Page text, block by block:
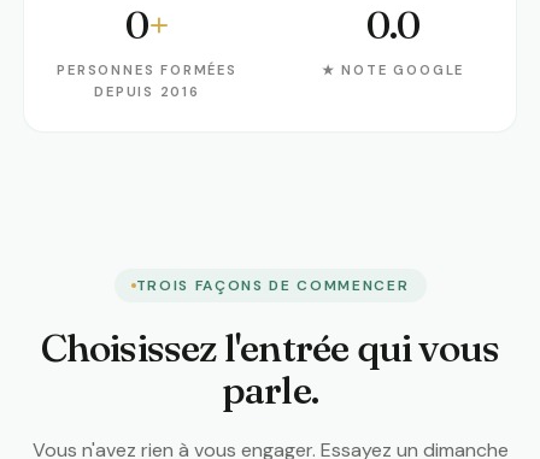
Personnes formées depuis 2016
0+
PERSONNES FORMÉES
DEPUIS 2016
★ Note Google
0.0
★ NOTE GOOGLE
TROIS FAÇONS DE COMMENCER
Choisissez l'entrée qui vous
parle.
Vous n'avez rien à vous engager. Essayez un dimanche